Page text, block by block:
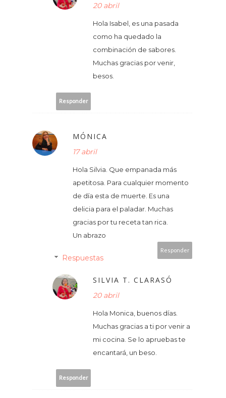
20 abril
Hola Isabel, es una pasada
como ha quedado la
combinación de sabores.
Muchas gracias por venir,
besos.
Responder
MÓNICA
17 abril
Hola Silvia. Que empanada más
apetitosa. Para cualquier momento
de día esta de muerte. Es una
delicia para el paladar. Muchas
gracias por tu receta tan rica.
Un abrazo
Responder
Respuestas
SILVIA T. CLARASÓ
20 abril
Hola Monica, buenos días.
Muchas gracias a ti por venir a
mi cocina. Se lo apruebas te
encantará, un beso.
Responder